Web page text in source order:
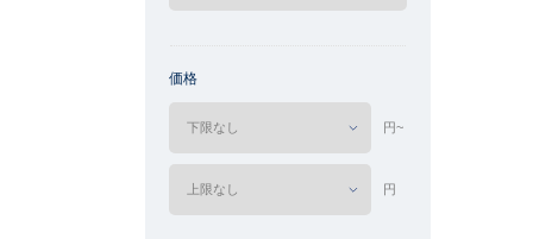
価格
円~
円